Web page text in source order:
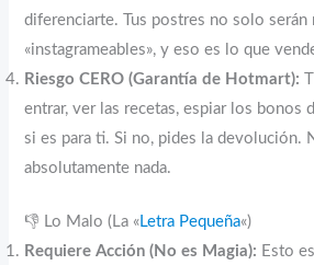
diferenciarte. Tus postres no solo serán
«instagrameables», y eso es lo que
Riesgo CERO (Garantía de Hotmart):
entrar, ver las recetas, espiar los bonos
si es para ti. Si no, pides la devolución.
absolutamente nada.
👎 Lo Malo (La « Letra Pequeña«)
Requiere Acción (No es Magia): Esto